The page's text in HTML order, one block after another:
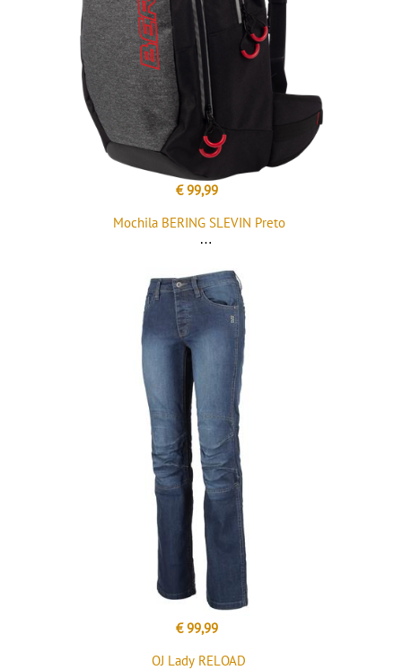
€ 99,99
Mochila BERING SLEVIN Preto
€ 99,99
OJ Lady RELOAD